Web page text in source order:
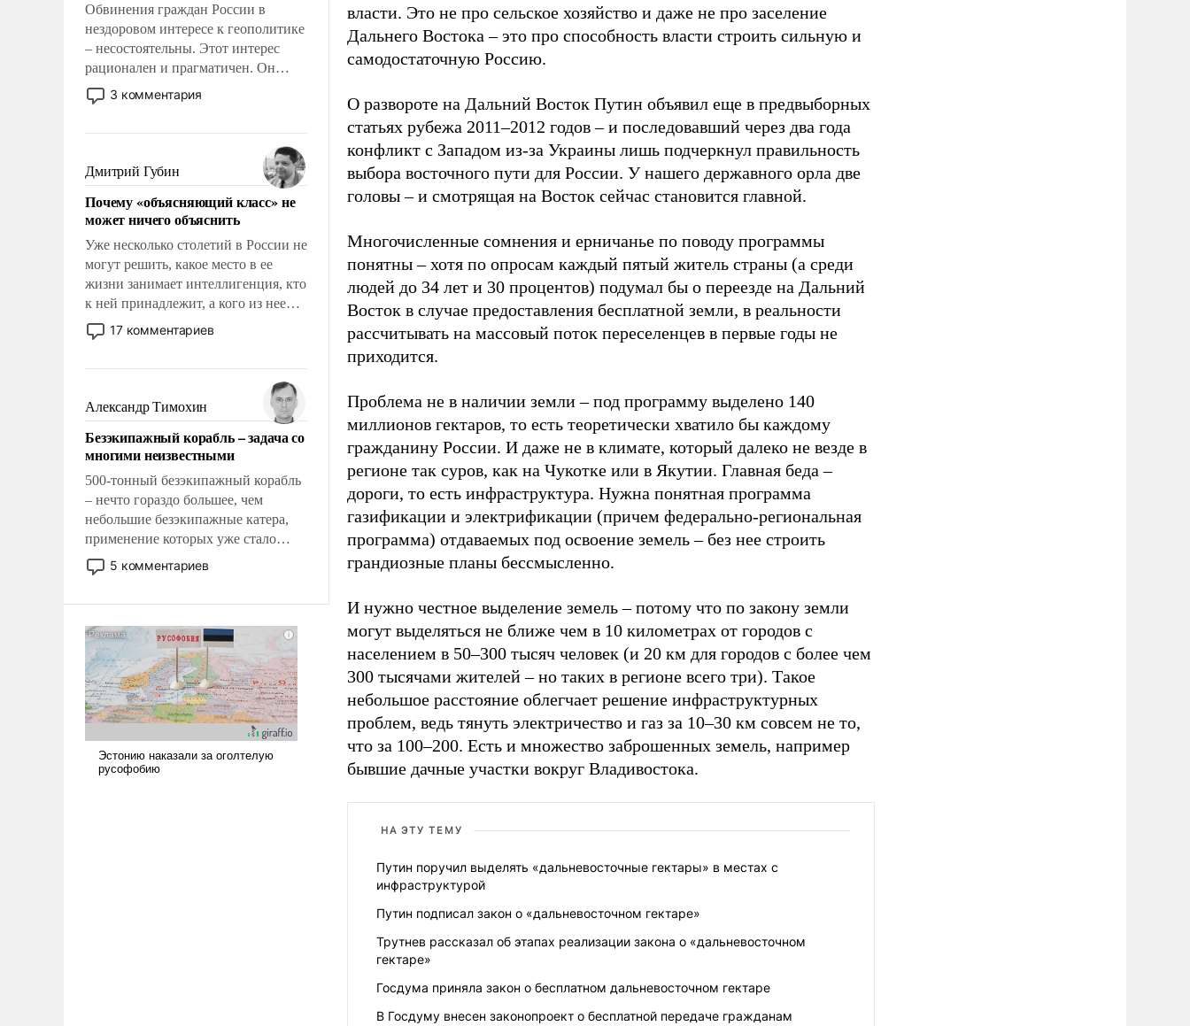
Обвинения граждан России в
нездоровом интересе к геополитике
– несостоятельны. Этот интерес
рационален и прагматичен. Он
обусловлен тысячелетним опытом
выживания в крайне непростых
знанием, что мировая политика
имеет свойство заявляться на порог
нашего дома.
3 комментария
Дмитрий Губин
Почему «объясняющий класс» не
может ничего объяснить
Уже несколько столетий в России не
могут решить, какое место в ее
жизни занимает интеллигенция, кто
к ней принадлежит, а кого из нее
исключили с правом
восстановления и без оного. И чем
казалось, что эти вопросы решены
раз и навсегда, но – нет, не решены.
17 комментариев
Александр Тимохин
Безэкипажный корабль – задача со
многими неизвестными
500-тонный безэкипажный корабль
– нечто гораздо большее, чем
небольшие безэкипажные катера,
применение которых уже стало
обыденностью. Задача по созданию
такого корабля очень сложна и
наши боевые возможности.
5 комментариев
власти. Это не про сельское хозяйство и даже не про заселение
Дальнего Востока – это про способность власти строить сильную и
самодостаточную Россию.
О развороте на Дальний Восток Путин объявил еще в предвыборных
статьях рубежа 2011–2012 годов – и последовавший через два года
конфликт с Западом из-за Украины лишь подчеркнул правильность
выбора восточного пути для России. У нашего державного орла две
головы – и смотрящая на Восток сейчас становится главной.
Многочисленные сомнения и ерничанье по поводу программы
понятны – хотя по опросам каждый пятый житель страны (а среди
людей до 34 лет и 30 процентов) подумал бы о переезде на Дальний
Восток в случае предоставления бесплатной земли, в реальности
рассчитывать на массовый поток переселенцев в первые годы не
приходится.
Проблема не в наличии земли – под программу выделено 140
миллионов гектаров, то есть теоретически хватило бы каждому
гражданину России. И даже не в климате, который далеко не везде в
регионе так суров, как на Чукотке или в Якутии. Главная беда –
дороги, то есть инфраструктура. Нужна понятная программа
газификации и электрификации (причем федерально-региональная
программа) отдаваемых под освоение земель – без нее строить
грандиозные планы бессмысленно.
И нужно честное выделение земель – потому что по закону земли
могут выделяться не ближе чем в 10 километрах от городов с
населением в 50–300 тысяч человек (и 20 км для городов с более чем
300 тысячами жителей – но таких в регионе всего три). Такое
небольшое расстояние облегчает решение инфраструктурных
проблем, ведь тянуть электричество и газ за 10–30 км совсем не то,
что за 100–200. Есть и множество заброшенных земель, например
бывшие дачные участки вокруг Владивостока.
НА ЭТУ ТЕМУ
Путин поручил выделять «дальневосточные гектары» в местах с
инфраструктурой
Путин подписал закон о «дальневосточном гектаре»
Трутнев рассказал об этапах реализации закона о «дальневосточном
гектаре»
Госдума приняла закон о бесплатном дальневосточном гектаре
В Госдуму внесен законопроект о бесплатной передаче гражданам